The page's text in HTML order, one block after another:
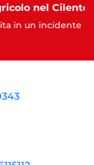
Incidente agricolo nel Cilento: trattore si ribalta, muore 71enne
in un incidente